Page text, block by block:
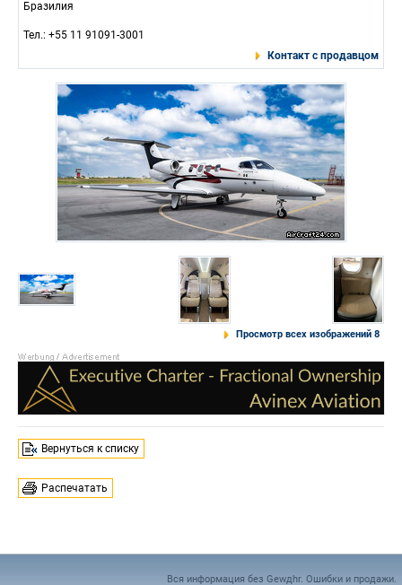
Бразилия
Тел.: +55 11 91091-3001
Контакт с продавцом
Просмотр всех изображений 8
Вернуться к списку
Распечатать
Вся информация без Gewдhr. Ошибки и продажи.